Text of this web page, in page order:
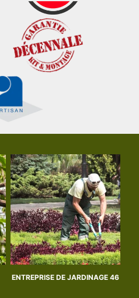
ENTREPRISE DE JARDINAGE 46